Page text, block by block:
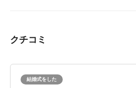
クチコミ
結婚式をした